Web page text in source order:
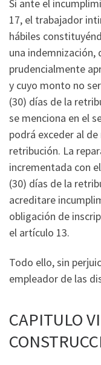
Si ante el
17, el trabajador
hábiles
una
prudencialmente
y cuyo monto no
(30) días de la
se menciona en el
podrá exceder al
retribución. La
incrementada con
(30) días de la
acreditare
obligación de
el artículo 13.
Todo ello, sin
empleador de las
CAPITULO